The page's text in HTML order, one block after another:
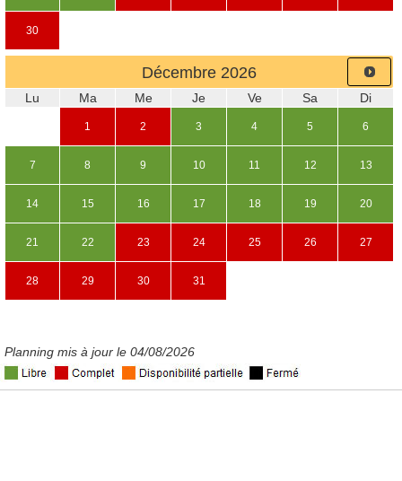
30
Décembre 2026
Lu Ma Me Je Ve Sa Di
1 2 3 4 5 6
7 8 9 10 11 12 13
14 15 16 17 18 19 20
21 22 23 24 25 26 27
28 29 30 31
Planning mis à jour le 04/08/2026